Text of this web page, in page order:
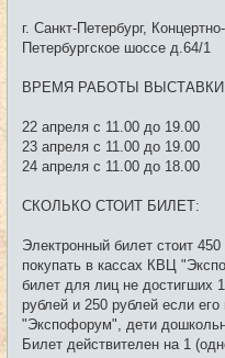
г. Санкт-Петербург,
Петербургское шоссе д.64/1
ВРЕМЯ РАБОТЫ
22 апреля с 11.00 до 19.00
23 апреля с 11.00 до 19.00
24 апреля с 11.00 до 18.00
СКОЛЬКО СТОИТ БИЛЕТ:
Электронный билет стоит
покупать в кассах КВЦ
билет для лиц не достигших
рублей и 250 рублей если
"Экспофорум", дети
Билет действителен на 1